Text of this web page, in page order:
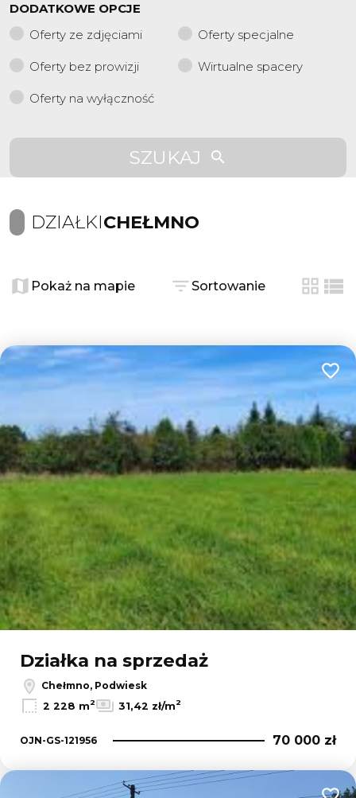
DODATKOWE OPCJE
Oferty ze zdjęciami
Oferty specjalne
Oferty bez prowizji Wirtualne spacery
Oferty na wyłączność
SZUKAJ
DZIAŁKICHEŁMNO
Pokaż na mapie Sortowanie
tabela
Działka na sprzedaż
Chełmno, Podwiesk
2 228 m2 31,42 zł/m2
OJN-GS-121956 70 000 zł